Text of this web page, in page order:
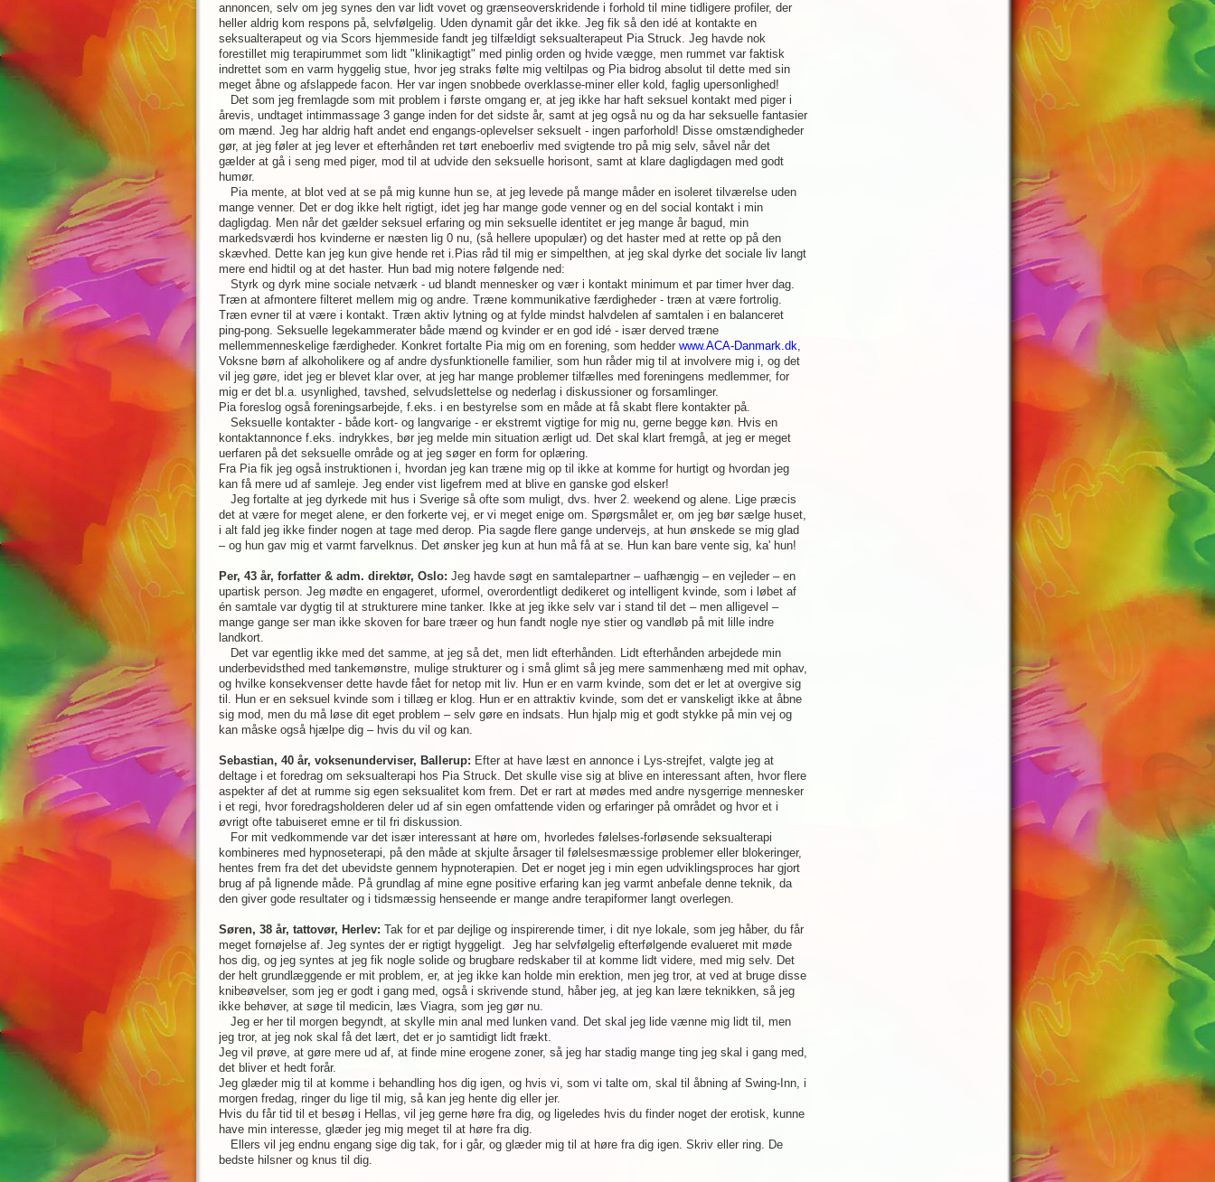
annoncen, selv om jeg synes den var lidt vovet og grænseoverskridende i forhold til mine tidligere profiler, der
heller aldrig kom respons på, selvfølgelig. Uden dynamit går det ikke. Jeg fik så den idé at kontakte en
seksualterapeut og via Scors hjemmeside fandt jeg tilfældigt seksualterapeut Pia Struck. Jeg havde nok
forestillet mig terapirummet som lidt "klinikagtigt" med pinlig orden og hvide vægge, men rummet var faktisk
indrettet som en varm hyggelig stue, hvor jeg straks følte mig veltilpas og Pia bidrog absolut til dette med sin
meget åbne og afslappede facon. Her var ingen snobbede overklasse-miner eller kold, faglig upersonlighed!
Det som jeg fremlagde som mit problem i første omgang er, at jeg ikke har haft seksuel kontakt med piger i
årevis, undtaget intimmassage 3 gange inden for det sidste år, samt at jeg også nu og da har seksuelle fantasier
om mænd. Jeg har aldrig haft andet end engangs-oplevelser seksuelt - ingen parforhold! Disse omstændigheder
gør, at jeg føler at jeg lever et efterhånden ret tørt eneboerliv med svigtende tro på mig selv, såvel når det
gælder at gå i seng med piger, mod til at udvide den seksuelle horisont, samt at klare dagligdagen med godt
humør.
Pia mente, at blot ved at se på mig kunne hun se, at jeg levede på mange måder en isoleret tilværelse uden
mange venner. Det er dog ikke helt rigtigt, idet jeg har mange gode venner og en del social kontakt i min
dagligdag. Men når det gælder seksuel erfaring og min seksuelle identitet er jeg mange år bagud, min
markedsværdi hos kvinderne er næsten lig 0 nu, (så hellere upopulær) og det haster med at rette op på den
skævhed. Dette kan jeg kun give hende ret i.Pias råd til mig er simpelthen, at jeg skal dyrke det sociale liv langt
mere end hidtil og at det haster. Hun bad mig notere følgende ned:
Styrk og dyrk mine sociale netværk - ud blandt mennesker og vær i kontakt minimum et par timer hver dag.
Træn at afmontere filteret mellem mig og andre. Træne kommunikative færdigheder - træn at være fortrolig.
Træn evner til at være i kontakt. Træn aktiv lytning og at fylde mindst halvdelen af samtalen i en balanceret
ping-pong. Seksuelle legekammerater både mænd og kvinder er en god idé - især derved træne
mellemmenneskelige færdigheder. Konkret fortalte Pia mig om en forening, som hedder www.ACA-Danmark.dk,
Voksne børn af alkoholikere og af andre dysfunktionelle familier, som hun råder mig til at involvere mig i, og det
vil jeg gøre, idet jeg er blevet klar over, at jeg har mange problemer tilfælles med foreningens medlemmer, for
mig er det bl.a. usynlighed, tavshed, selvudslettelse og nederlag i diskussioner og forsamlinger.
Pia foreslog også foreningsarbejde, f.eks. i en bestyrelse som en måde at få skabt flere kontakter på.
Seksuelle kontakter - både kort- og langvarige - er ekstremt vigtige for mig nu, gerne begge køn. Hvis en
kontaktannonce f.eks. indrykkes, bør jeg melde min situation ærligt ud. Det skal klart fremgå, at jeg er meget
uerfaren på det seksuelle område og at jeg søger en form for oplæring.
Fra Pia fik jeg også instruktionen i, hvordan jeg kan træne mig op til ikke at komme for hurtigt og hvordan jeg
kan få mere ud af samleje. Jeg ender vist ligefrem med at blive en ganske god elsker!
Jeg fortalte at jeg dyrkede mit hus i Sverige så ofte som muligt, dvs. hver 2. weekend og alene. Lige præcis
det at være for meget alene, er den forkerte vej, er vi meget enige om. Spørgsmålet er, om jeg bør sælge huset,
i alt fald jeg ikke finder nogen at tage med derop. Pia sagde flere gange undervejs, at hun ønskede se mig glad
– og hun gav mig et varmt farvelknus. Det ønsker jeg kun at hun må få at se. Hun kan bare vente sig, ka' hun!
Per, 43 år, forfatter & adm. direktør, Oslo: Jeg havde søgt en samtalepartner – uafhængig – en vejleder – en
upartisk person. Jeg mødte en engageret, uformel, overordentligt dedikeret og intelligent kvinde, som i løbet af
én samtale var dygtig til at strukturere mine tanker. Ikke at jeg ikke selv var i stand til det – men alligevel –
mange gange ser man ikke skoven for bare træer og hun fandt nogle nye stier og vandløb på mit lille indre
landkort.
Det var egentlig ikke med det samme, at jeg så det, men lidt efterhånden. Lidt efterhånden arbejdede min
underbevidsthed med tankemønstre, mulige strukturer og i små glimt så jeg mere sammenhæng med mit ophav,
og hvilke konsekvenser dette havde fået for netop mit liv. Hun er en varm kvinde, som det er let at overgive sig
til. Hun er en seksuel kvinde som i tillæg er klog. Hun er en attraktiv kvinde, som det er vanskeligt ikke at åbne
sig mod, men du må løse dit eget problem – selv gøre en indsats. Hun hjalp mig et godt stykke på min vej og
kan måske også hjælpe dig – hvis du vil og kan.
Sebastian, 40 år, voksenunderviser, Ballerup: Efter at have læst en annonce i Lys-strejfet, valgte jeg at
deltage i et foredrag om seksualterapi hos Pia Struck. Det skulle vise sig at blive en interessant aften, hvor flere
aspekter af det at rumme sig egen seksualitet kom frem. Det er rart at mødes med andre nysgerrige mennesker
i et regi, hvor foredragsholderen deler ud af sin egen omfattende viden og erfaringer på området og hvor et i
øvrigt ofte tabuiseret emne er til fri diskussion.
For mit vedkommende var det især interessant at høre om, hvorledes følelses-forløsende seksualterapi
kombineres med hypnoseterapi, på den måde at skjulte årsager til følelsesmæssige problemer eller blokeringer,
hentes frem fra det det ubevidste gennem hypnoterapien. Det er noget jeg i min egen udviklingsproces har gjort
brug af på lignende måde. På grundlag af mine egne positive erfaring kan jeg varmt anbefale denne teknik, da
den giver gode resultater og i tidsmæssig henseende er mange andre terapiformer langt overlegen.
Søren, 38 år, tattovør, Herlev: Tak for et par dejlige og inspirerende timer, i dit nye lokale, som jeg håber, du får
meget fornøjelse af. Jeg syntes der er rigtigt hyggeligt. Jeg har selvfølgelig efterfølgende evalueret mit møde
hos dig, og jeg syntes at jeg fik nogle solide og brugbare redskaber til at komme lidt videre, med mig selv. Det
der helt grundlæggende er mit problem, er, at jeg ikke kan holde min erektion, men jeg tror, at ved at bruge disse
knibeøvelser, som jeg er godt i gang med, også i skrivende stund, håber jeg, at jeg kan lære teknikken, så jeg
ikke behøver, at søge til medicin, læs Viagra, som jeg gør nu.
Jeg er her til morgen begyndt, at skylle min anal med lunken vand. Det skal jeg lide vænne mig lidt til, men
jeg tror, at jeg nok skal få det lært, det er jo samtidigt lidt frækt.
Jeg vil prøve, at gøre mere ud af, at finde mine erogene zoner, så jeg har stadig mange ting jeg skal i gang med,
det bliver et hedt forår.
Jeg glæder mig til at komme i behandling hos dig igen, og hvis vi, som vi talte om, skal til åbning af Swing-Inn, i
morgen fredag, ringer du lige til mig, så kan jeg hente dig eller jer.
Hvis du får tid til et besøg i Hellas, vil jeg gerne høre fra dig, og ligeledes hvis du finder noget der erotisk, kunne
have min interesse, glæder jeg mig meget til at høre fra dig.
Ellers vil jeg endnu engang sige dig tak, for i går, og glæder mig til at høre fra dig igen. Skriv eller ring. De
bedste hilsner og knus til dig.